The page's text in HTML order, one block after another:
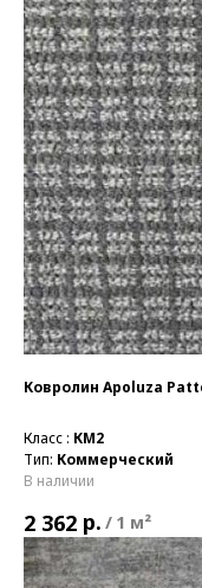
Ковролин Apoluza
Класс : КМ2
Тип: Коммерческий
В наличии
2 362 р. / 1 м²